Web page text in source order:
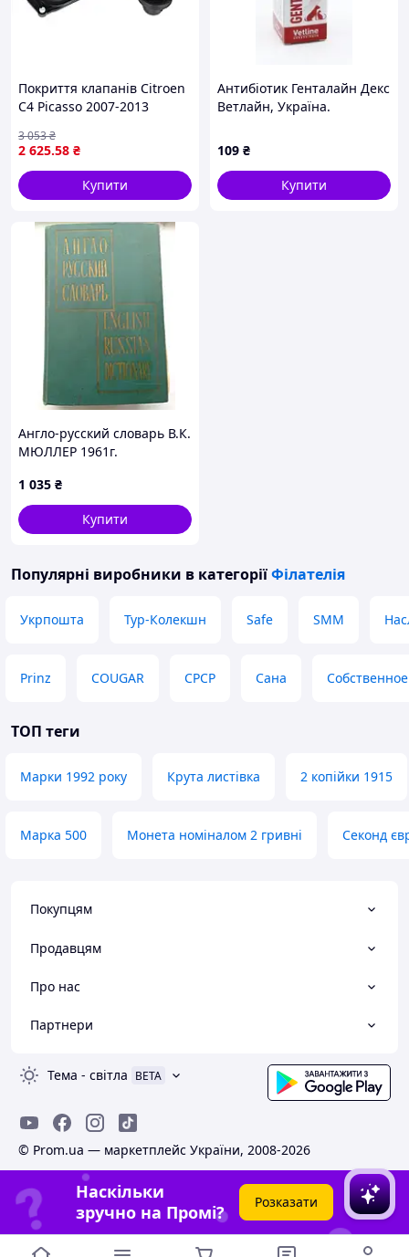
Покриття клапанів Citroen
C4 Picasso 2007-2013
2 625.58 ₴
3 053₴
Купити
Антибіотик Генталайн Декс
Ветлайн, Україна.
109 ₴
Купити
Англо-русский словарь В.К.
МЮЛЛЕР 1961г.
1 035 ₴
Купити
Популярні виробники в категоріїФілателія
Укрпошта Тур-Колекшн Safe SMM
Prinz COUGAR СРСР Сана
ТОП теги
Марки 1992 року Крута листівка 2 копійки 1915
Марка 500 Монета номіналом 2 гривні Секонд
Покупцям
Продавцям
Про нас
Партнери
Тема - світла BETA
© Prom.ua — маркетплейс України, 2008-2026
Наскільки
зручно на Промі?
Розказати